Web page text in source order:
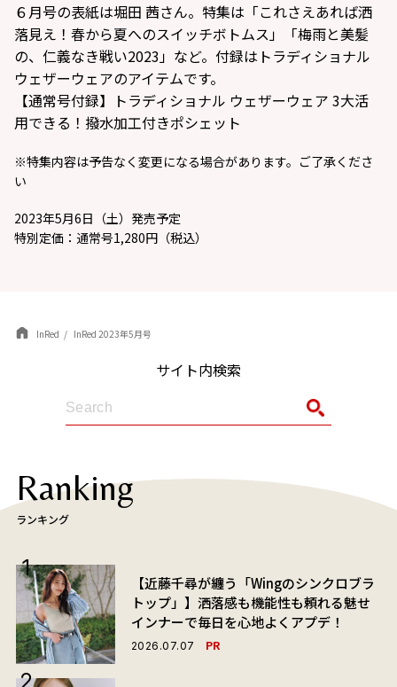
６月号の表紙は堀田 茜さん。特集は「これさえあれば洒
落見え！春から夏へのスイッチボトムス」「梅雨と美髪
の、仁義なき戦い2023」など。付録はトラディショナル
ウェザーウェアのアイテムです。
【通常号付録】トラディショナル ウェザーウェア 3大活
用できる！撥水加工付きポシェット
※特集内容は予告なく変更になる場合があります。ご了承くださ
い
2023年5月6日（土）発売予定
特別定価：通常号1,280円（税込）
InRed InRed 2023年5月号
サイト内検索
Ranking
ランキング
【近藤千尋が纏う「Wingのシンクロブラ
トップ」】洒落感も機能性も頼れる魅せ
インナーで毎日を心地よくアプデ！
2026.07.07 PR